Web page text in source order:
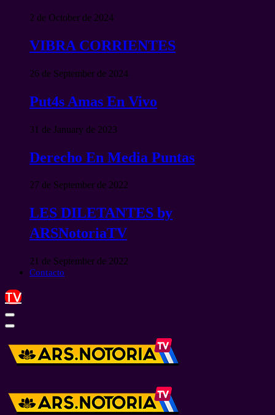
2 de October de 2024
VIBRA CORRIENTES
26 de September de 2024
Put4s Amas En Vivo
31 de January de 2023
Derecho En Media Puntas
27 de September de 2022
LES DILETANTES by
ARSNotoriaTV
21 de September de 2022
Contacto
TV